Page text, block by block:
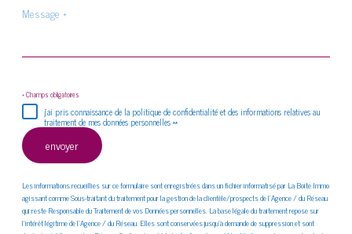
Message
* Champs obligatoires
j'ai pris connaissance de la politique de confidentialité et des informations relatives au
traitement de mes données personnelles **
envoyer
Les informations recueillies sur ce formulaire sont enregistrées dans un fichier informatisé par La Boite Immo
agissant comme Sous-traitant du traitement pour la gestion de la clientèle/prospects de l'Agence / du Réseau
qui reste Responsable du Traitement de vos Données personnelles. La base légale du traitement repose sur
l'intérêt légitime de l'Agence / du Réseau. Elles sont conservées jusqu'à demande de suppression et sont